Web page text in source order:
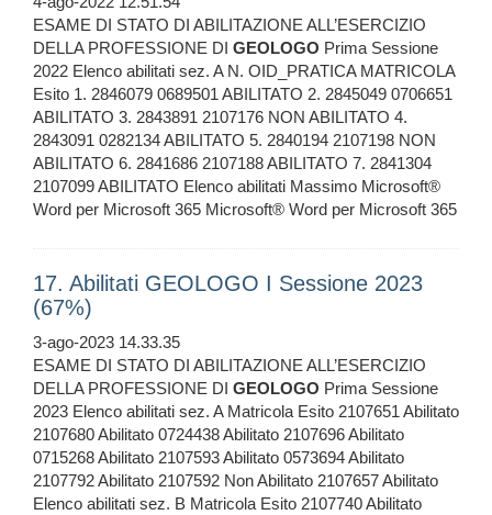
ESAME DI STATO DI ABILITAZIONE ALL’ESERCIZIO
DELLA PROFESSIONE DI GEOLOGO Prima Sessione
2022 Elenco abilitati sez. A N. OID_PRATICA MATRICOLA
Esito 1. 2846079 0689501 ABILITATO 2. 2845049 0706651
ABILITATO 3. 2843891 2107176 NON ABILITATO 4.
2843091 0282134 ABILITATO 5. 2840194 2107198 NON
ABILITATO 6. 2841686 2107188 ABILITATO 7. 2841304
2107099 ABILITATO Elenco abilitati Massimo Microsoft®
Word per Microsoft 365 Microsoft® Word per Microsoft 365
17. Abilitati GEOLOGO I Sessione 2023
(67%)
3-ago-2023 14.33.35
ESAME DI STATO DI ABILITAZIONE ALL’ESERCIZIO
DELLA PROFESSIONE DI GEOLOGO Prima Sessione
2023 Elenco abilitati sez. A Matricola Esito 2107651 Abilitato
2107680 Abilitato 0724438 Abilitato 2107696 Abilitato
0715268 Abilitato 2107593 Abilitato 0573694 Abilitato
2107792 Abilitato 2107592 Non Abilitato 2107657 Abilitato
Elenco abilitati sez. B Matricola Esito 2107740 Abilitato